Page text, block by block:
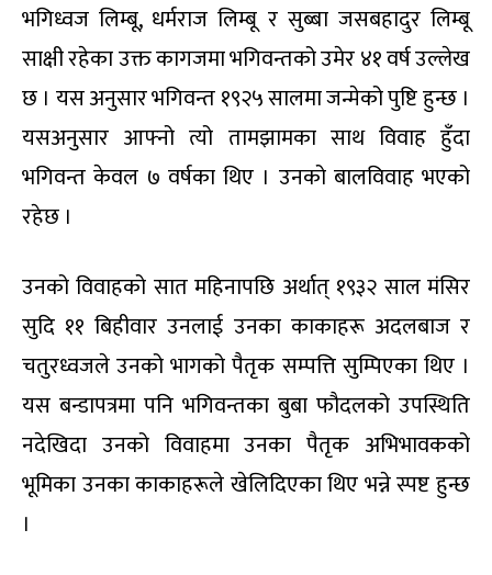
भगिध्वज लिम्बू, धर्मराज लिम्बू र सुब्बा जसबहादुर लिम्बू
साक्षी रहेका उक्त कागजमा भगिवन्तको उमेर ४१ वर्ष उल्लेख
छ । यस अनुसार भगिवन्त १९२५ सालमा जन्मेको पुष्टि हुन्छ ।
यसअनुसार आफ्नो त्यो तामझामका साथ विवाह हुँदा
भगिवन्त केवल ७ वर्षका थिए । उनको बालविवाह भएको
रहेछ ।
उनको विवाहको सात महिनापछि अर्थात् १९३२ साल मंसिर
सुदि ११ बिहीवार उनलाई उनका काकाहरू अदलबाज र
चतुरध्वजले उनको भागको पैतृक सम्पत्ति सुम्पिएका थिए ।
यस बन्डापत्रमा पनि भगिवन्तका बुबा फौदलको उपस्थिति
नदेखिदा उनको विवाहमा उनका पैतृक अभिभावकको
भूमिका उनका काकाहरूले खेलिदिएका थिए भन्ने स्पष्ट हुन्छ
।